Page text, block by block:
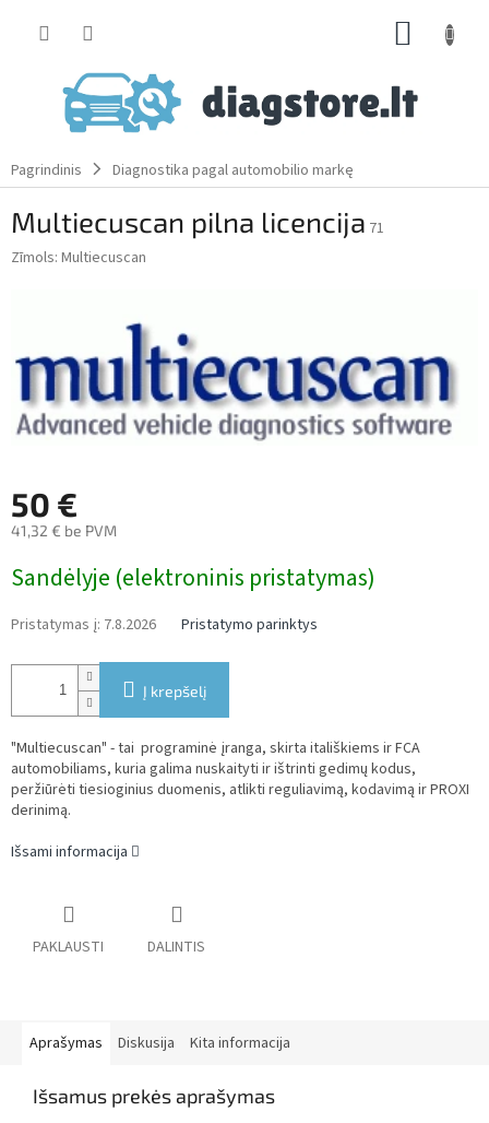
Pagrindinis Diagnostika pagal automobilio markę
Multiecuscan pilna licencija 71
Zīmols: Multiecuscan
50 €
41,32 € be PVM
price:
Sandėlyje (elektroninis pristatymas)
Pristatymas į: 7.8.2026 Pristatymo parinktys
Į krepšelį
"Multiecuscan" - tai programinė įranga, skirta itališkiems ir FCA
automobiliams, kuria galima nuskaityti ir ištrinti gedimų kodus,
peržiūrėti tiesioginius duomenis, atlikti reguliavimą, kodavimą ir PROXI
derinimą.
Išsami informacija
PAKLAUSTI DALINTIS
Aprašymas Diskusija Kita informacija
Išsamus prekės aprašymas